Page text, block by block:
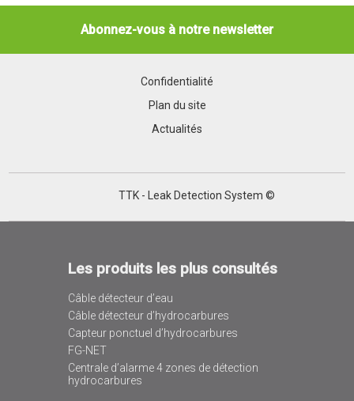
Abonnez-vous à notre newsletter
Confidentialité
Plan du site
Actualités
TTK - Leak Detection System ©
Les produits les plus consultés
Câble détecteur d’eau
Câble détecteur d’hydrocarbures
Capteur ponctuel d’hydrocarbures
FG-NET
Centrale d’alarme 4 zones de détection
hydrocarbures